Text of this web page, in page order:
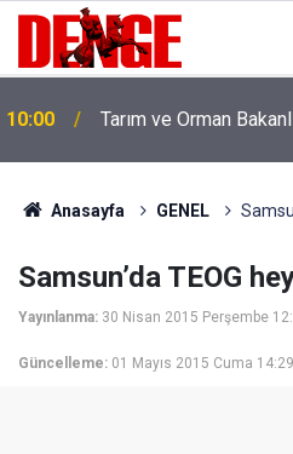
10:00 Tarım ve Orman
Anasayfa GENEL
Samsun’da TEOG
Yayınlanma: 30 Nisan 2015 Perşembe
Güncelleme: 01 Mayıs 2015 Cuma 14:29